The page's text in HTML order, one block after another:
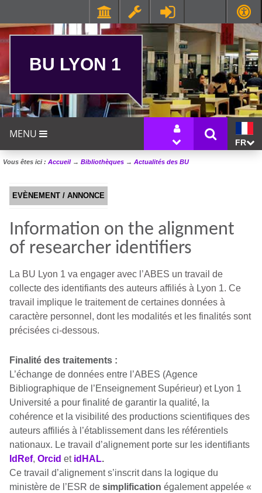
BU LYON 1
MENU
FR
Vous êtes ici : Accueil→ Bibliothèques → Actualités des BU
EVÈNEMENT / ANNONCE
Information on the alignment
of researcher identifiers
La BU Lyon 1 va engager avec l’ABES un travail de
collecte des identifiants des auteurs affiliés à Lyon 1. Ce
travail implique le traitement de certaines données à
caractère personnel, dont les modalités et les finalités sont
précisées ci-dessous.
Finalité des traitements :
L’échange de données entre l’ABES (Agence
Bibliographique de l’Enseignement Supérieur) et Lyon 1
Université a pour finalité de garantir la qualité, la
cohérence et la visibilité des productions scientifiques des
auteurs affiliés à l’établissement dans les référentiels
nationaux. Le travail d’alignement porte sur les identifiants
IdRef, Orcid et idHAL.
Ce travail d’alignement s’inscrit dans la logique du
ministère de l’ESR de simplification également appelée «